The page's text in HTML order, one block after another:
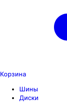
Корзина
Шины
Диски